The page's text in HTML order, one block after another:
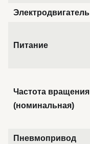
Электродвигатель
Питание
Частота вращения
(номинальная)
Пневмопривод